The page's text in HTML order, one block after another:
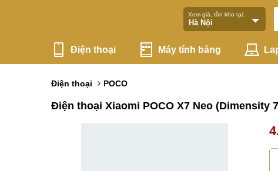
Xem giá, tồn kho tại:
Điện thoại Máy tính bảng
Điện thoại POCO
Điện thoại Xiaomi POCO X7 Neo (Dimensity